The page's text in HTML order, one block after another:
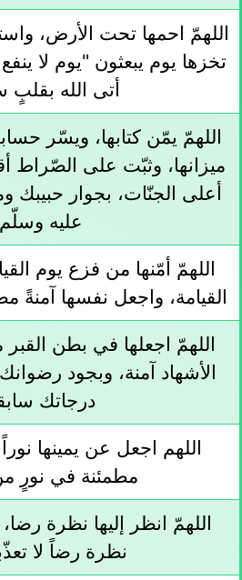
اللهمّ احمها تحت الأرض،
تخزها يوم يبعثون "يوم لا
أتى الله بقلبٍ
اللهمّ يمّن كتابها، ويسّر
ميزانها، وثبّت على الصّراط
أعلى الجنّات، بجوار
عليه
اللهمّ أمّنها من فزع يوم
القيامة، واجعل نفسها آمنةً
اللهمّ اجعلها في بطن القبر
الأشهاد آمنة، وبجود
درجاتك
اللهم اجعل عن يمينها
مطمئنة في نورٍ
اللهمّ انظر إليها نظرة
نظرة رضاً لا